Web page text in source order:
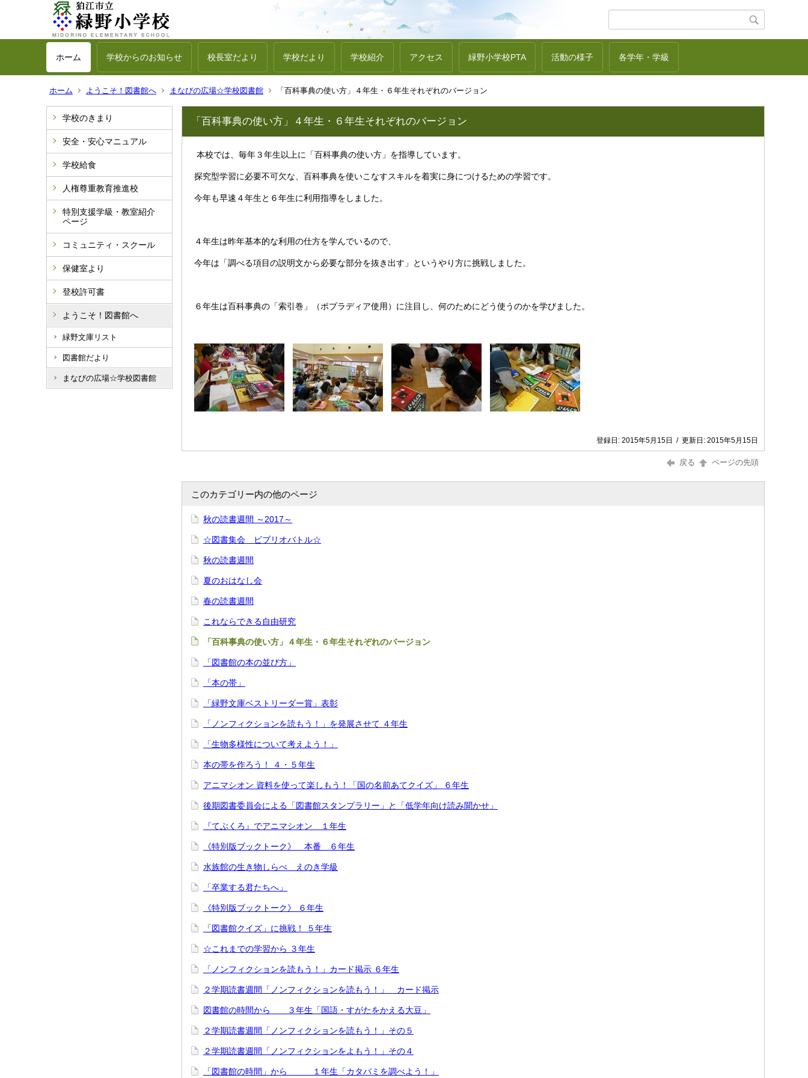
ホーム 学校からのお知らせ 校長室だより 学校だより 学校紹介 アクセス 緑野小学校PTA 活動の様子 各学年・学級
ホーム ようこそ！図書館へ まなびの広場☆学校図書館 「百科事典の使い方」４年生・６年生それぞれのバージョン
学校のきまり
安全・安心マニュアル
学校給食
人権尊重教育推進校
特別支援学級・教室紹介
ページ
コミュニティ・スクール
保健室より
登校許可書
ようこそ！図書館へ
緑野文庫リスト
図書館だより
まなびの広場☆学校図書館
「百科事典の使い方」４年生・６年生それぞれのバージョン
本校では、毎年３年生以上に「百科事典の使い方」を指導しています。
探究型学習に必要不可欠な、百科事典を使いこなすスキルを着実に身につけるための学習です。
今年も早速４年生と６年生に利用指導をしました。
４年生は昨年基本的な利用の仕方を学んでいるので、
今年は「調べる項目の説明文から必要な部分を抜き出す」というやり方に挑戦しました。
６年生は百科事典の「索引巻」（ポプラディア使用）に注目し、何のためにどう使うのかを学びました。
登録日: 2015年5月15日 / 更新日: 2015年5月15日
戻る ページの先頭
このカテゴリー内の他のページ
秋の読書週間 ～2017～
☆図書集会 ビブリオバトル☆
秋の読書週間
夏のおはなし会
春の読書週間
これならできる自由研究
「百科事典の使い方」４年生・６年生それぞれのバージョン
「図書館の本の並び方」
「本の帯」
「緑野文庫ベストリーダー賞」表彰
「ノンフィクションを読もう！」を発展させて ４年生
「生物多様性について考えよう！」
本の帯を作ろう！ ４・５年生
アニマシオン 資料を使って楽しもう！「国の名前あてクイズ」 ６年生
後期図書委員会による「図書館スタンプラリー」と「低学年向け読み聞かせ」
『てぶくろ』でアニマシオン １年生
《特別版ブックトーク》 本番 ６年生
水族館の生き物しらべ えのき学級
「卒業する君たちへ」
《特別版ブックトーク》 ６年生
「図書館クイズ」に挑戦！ ５年生
☆これまでの学習から ３年生
「ノンフィクションを読もう！」カード掲示 ６年生
２学期読書週間「ノンフィクションを読もう！」 カード掲示
図書館の時間から ３年生「国語・すがたをかえる大豆」
２学期読書週間「ノンフィクションを読もう！」その５
２学期読書週間「ノンフィクションをよもう！」その４
「図書館の時間」から １年生「カタバミを調べよう！」